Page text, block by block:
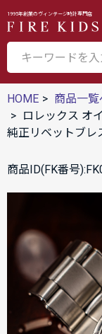
1995年創業のヴィンテージ時計専門店
HOME 商品一覧
ロレックス オ
純正リベットブレ
商品ID(FK番号